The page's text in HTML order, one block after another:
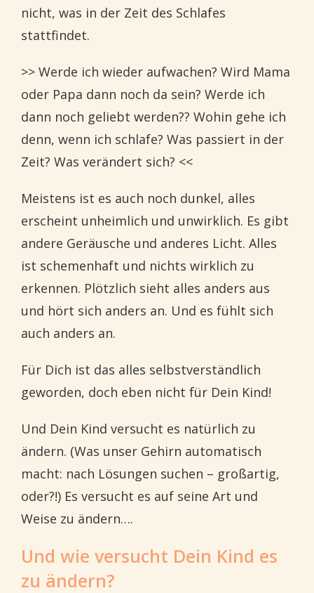
nicht, was in der Zeit des Schlafes
stattfindet.
>> Werde ich wieder aufwachen? Wird Mama
oder Papa dann noch da sein? Werde ich
dann noch geliebt werden?? Wohin gehe ich
denn, wenn ich schlafe? Was passiert in der
Zeit? Was verändert sich? <<
Meistens ist es auch noch dunkel, alles
erscheint unheimlich und unwirklich. Es gibt
andere Geräusche und anderes Licht. Alles
ist schemenhaft und nichts wirklich zu
erkennen. Plötzlich sieht alles anders aus
und hört sich anders an. Und es fühlt sich
auch anders an.
Für Dich ist das alles selbstverständlich
geworden, doch eben nicht für Dein Kind!
Und Dein Kind versucht es natürlich zu
ändern. (Was unser Gehirn automatisch
macht: nach Lösungen suchen – großartig,
oder?!) Es versucht es auf seine Art und
Weise zu ändern….
Und wie versucht Dein Kind es
zu ändern?